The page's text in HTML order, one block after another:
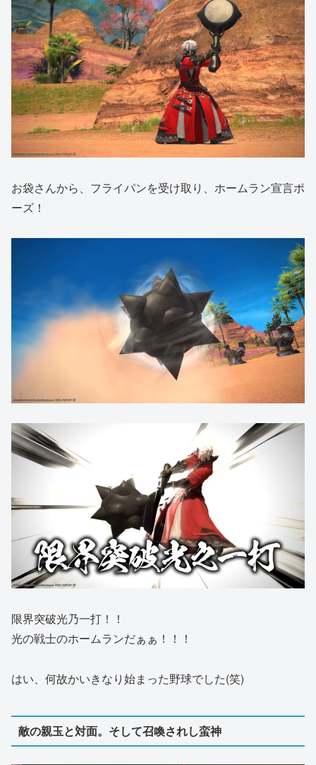
お袋さんから、フライパンを受け取り、ホームラン宣言ポ
ーズ！
限界突破光乃一打！！
光の戦士のホームランだぁぁ！！！
はい、何故かいきなり始まった野球でした(笑)
敵の親玉と対面。そして召喚されし蛮神